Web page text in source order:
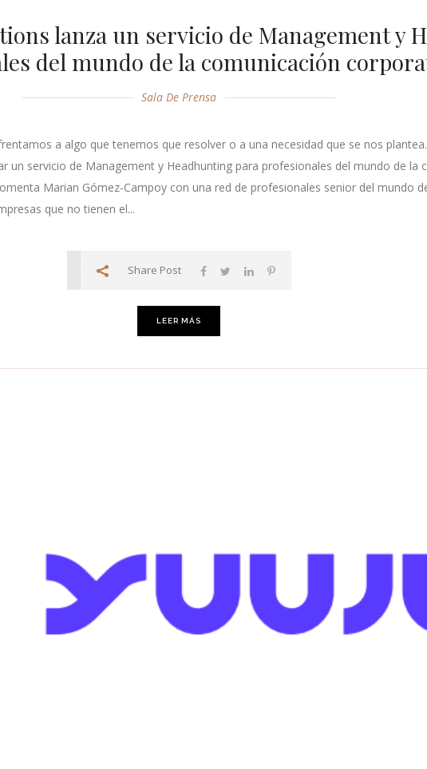
lanza un servicio de Management y
del mundo de la comunicación
Sala De Prensa
a algo que tenemos que resolver o a una necesidad que se nos
un servicio de Management y Headhunting para profesionales del mundo de la
Marian Gómez-Campoy con una red de profesionales senior del mundo
que no tienen el...
Share Post
LEER MÁS